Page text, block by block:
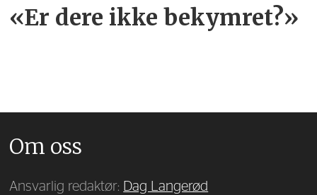
«Er dere ikke bekymret?»
Om oss
Ansvarlig redaktør: Dag Langerød